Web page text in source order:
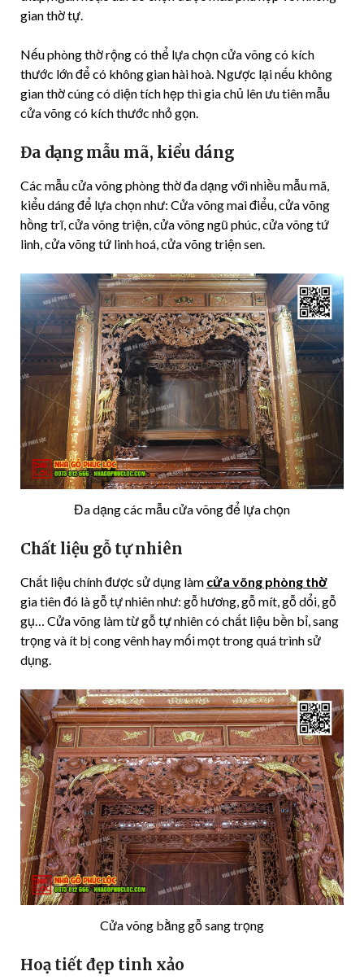
gian thờ tự.
Nếu phòng thờ rộng có thể lựa chọn cửa võng có kích
thước lớn để có không gian hài hoà. Ngược lại nếu không
gian thờ cúng có diện tích hẹp thì gia chủ lên ưu tiên mẫu
cửa võng có kích thước nhỏ gọn.
Đa dạng mẫu mã, kiểu dáng
Các mẫu cửa võng phòng thờ đa dạng với nhiều mẫu mã,
kiểu dáng để lựa chọn như: Cửa võng mai điểu, cửa võng
hồng trĩ, cửa võng triện, cửa võng ngũ phúc, cửa võng tứ
linh, cửa võng tứ linh hoá, cửa võng triện sen.
Đa dạng các mẫu cửa võng để lựa chọn
Chất liệu gỗ tự nhiên
Chất liệu chính được sử dụng làm cửa võng phòng thờ
gia tiên đó là gỗ tự nhiên như: gỗ hương, gỗ mít, gỗ dổi, gỗ
gụ… Cửa võng làm từ gỗ tự nhiên có chất liệu bền bỉ, sang
trọng và ít bị cong vênh hay mối mọt trong quá trình sử
dụng.
Cửa võng bằng gỗ sang trọng
Hoạ tiết đẹp tinh xảo